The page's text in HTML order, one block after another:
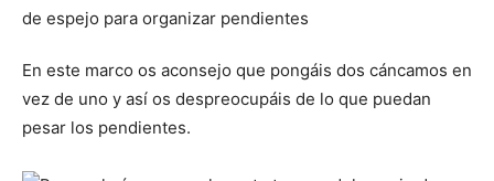
En este marco os aconsejo que pongáis dos cáncamos en
vez de uno y así os despreocupáis de lo que puedan
pesar los pendientes.